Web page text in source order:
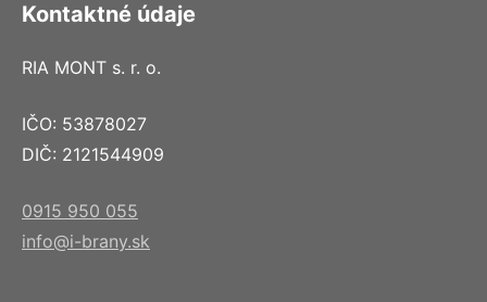
Kontaktné údaje
RIA MONT s. r. o.
IČO: 53878027
DIČ: 2121544909
0915 950 055
info@i-brany.sk